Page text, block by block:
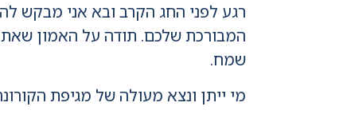
רגע לפני החג הקרב ובא אני מבקש
המבורכת שלכם. תודה על האמון שאת.ה
שמח.
מי ייתן ונצא מעולה של מגיפת